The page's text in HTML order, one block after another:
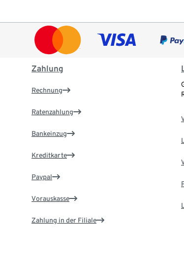
Zahlung
Rechnung
Ratenzahlung
Bankeinzug
Kreditkarte
Paypal
Vorauskasse
Zahlung in der Filiale